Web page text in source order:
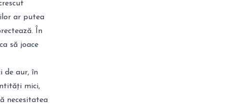
ar putea
În
să joace
de aur, în
mici,
necesitatea